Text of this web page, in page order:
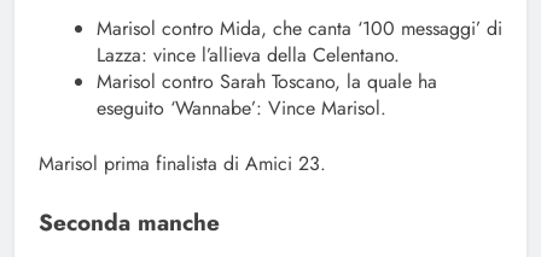
Marisol contro Mida, che canta ‘100 messaggi’ di
Lazza: vince l’allieva della Celentano.
Marisol contro Sarah Toscano, la quale ha
eseguito ‘Wannabe’: Vince Marisol.
Marisol prima finalista di Amici 23.
Seconda manche